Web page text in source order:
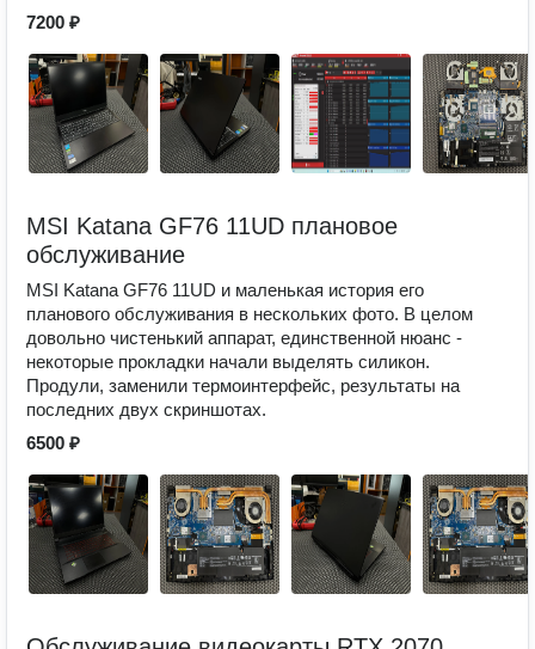
7200 ₽
MSI Katana GF76 11UD плановое
обслуживание
MSI Katana GF76 11UD и маленькая история его
планового обслуживания в нескольких фото. В целом
довольно чистенький аппарат, единственной нюанс -
некоторые прокладки начали выделять силикон.
Продули, заменили термоинтерфейс, результаты на
последних двух скриншотах.
6500 ₽